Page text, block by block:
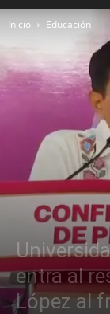
Inicio Educación
entra al
López al